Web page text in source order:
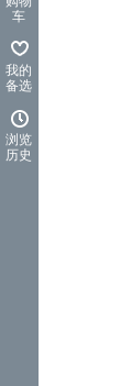
车
我的
备选
浏览
历史